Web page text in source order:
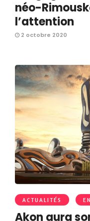
néo-
l’attention
2 octobre 2020
ACTUALITÉS
Akon aura